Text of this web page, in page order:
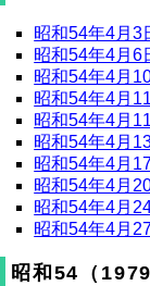
昭和54年4月3
昭和54年4月6
昭和54年4月
昭和54年4月
昭和54年4月
昭和54年4月
昭和54年4月
昭和54年4月
昭和54年4月
昭和54年4月
昭和54（